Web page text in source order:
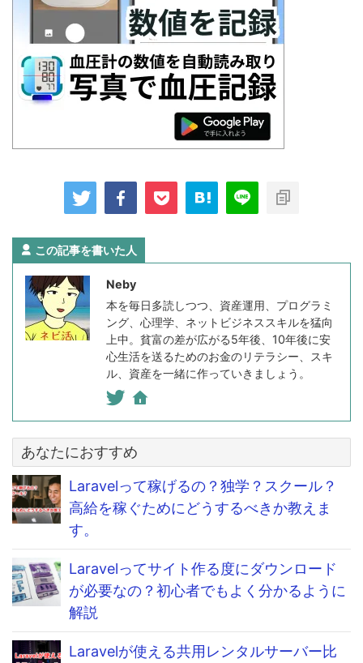
この記事を書いた人
Neby
本を毎日多読しつつ、資産運用、プログラミ
ング、心理学、ネットビジネススキルを猛向
上中。貧富の差が広がる5年後、10年後に安
心生活を送るためのお金のリテラシー、スキ
ル、資産を一緒に作っていきましょう。
あなたにおすすめ
Laravelって稼げるの？独学？スクール？
高給を稼ぐためにどうするべきか教えま
す。
Laravelってサイト作る度にダウンロード
が必要なの？初心者でもよく分かるように
解説
Laravelが使える共用レンタルサーバー比